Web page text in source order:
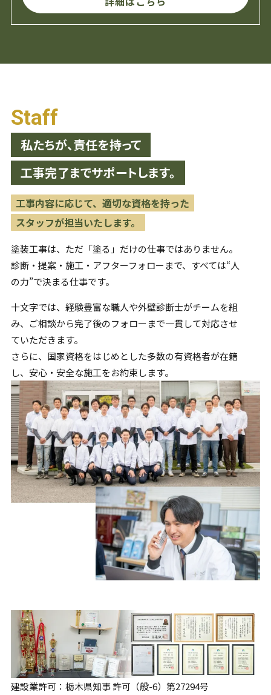
Staff
私たちが、責任を持って
工事完了までサポートします。
工事内容に応じて、適切な資格を持った
スタッフが担当いたします。
塗装工事は、ただ「塗る」だけの仕事ではありません。
診断・提案・施工・アフターフォローまで、すべては“人
の力”で決まる仕事です。
十文字では、経験豊富な職人や外壁診断士がチームを組
み、 ご相談から完了後のフォローまで一貫して対応させ
ていただきます。
さらに、国家資格をはじめとした多数の有資格者が在籍
し、 安心・安全な施工をお約束します。
建設業許可：栃木県知事 許可（般-6）第27294号